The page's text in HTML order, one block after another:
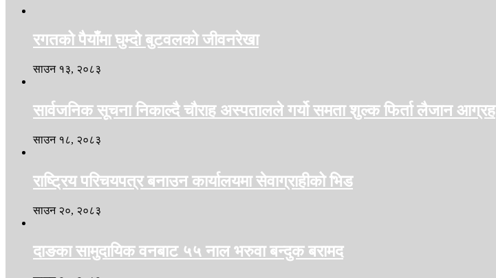
रगतको पैयाँमा घुम्दो बुटवलको जीवनरेखा
साउन १३, २०८३
सार्वजनिक सूचना निकाल्दै चौराह अस्पतालले गर्यो समता शुल्क फिर्ता लैजान आग्रह
साउन १८, २०८३
राष्ट्रिय परिचयपत्र बनाउन कार्यालयमा सेवाग्राहीको भिड
साउन २०, २०८३
दाङका सामुदायिक वनबाट ५५ नाल भरुवा बन्दुक बरामद